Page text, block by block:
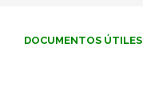
DOCUMENTOS ÚTILES